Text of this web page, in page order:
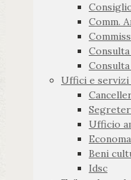
Comm.
Uffici e
Ufficio
Beni
Idsc